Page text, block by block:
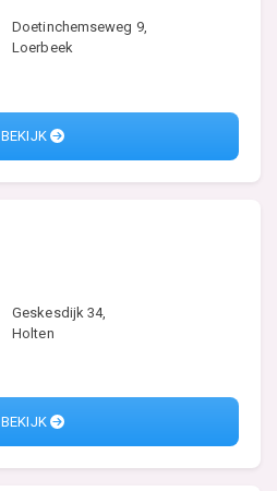
Doetinchemseweg 9,
Loerbeek
BEKIJK
Geskesdijk 34,
Holten
BEKIJK